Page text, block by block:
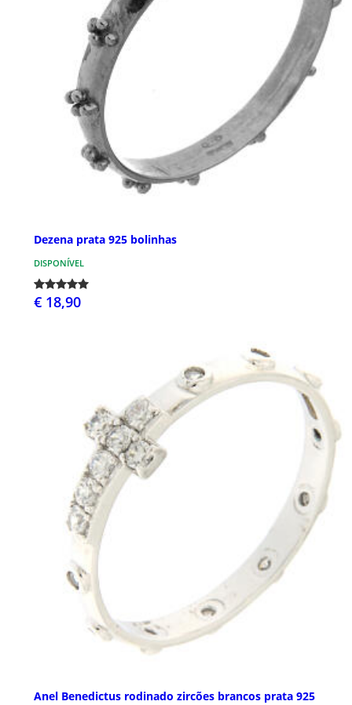
Dezena prata 925 bolinhas
DISPONÍVEL
€ 18,90
Anel Benedictus rodinado zircões brancos prata 925